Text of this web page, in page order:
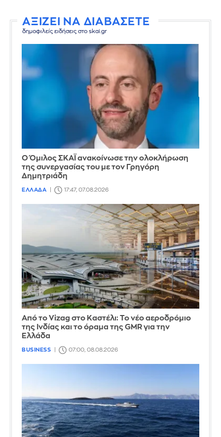
ΑΞΙΖΕΙ ΝΑ ΔΙΑΒΑΣΕΤΕ
δημοφιλείς ειδήσεις στο skai.gr
Ο Όμιλος ΣΚΑΪ ανακοίνωσε την ολοκλήρωση
της συνεργασίας του με τον Γρηγόρη
Δημητριάδη
ΕΛΛΑΔΑ 17:47, 07.08.2026
Από το Vizag στο Καστέλι: Το νέο αεροδρόμιο
της Ινδίας και το όραμα της GMR για την
Ελλάδα
BUSINESS 07:00, 08.08.2026